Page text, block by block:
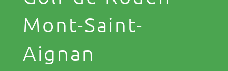
Mont-Saint-
Aignan